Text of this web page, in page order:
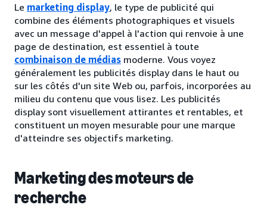
Le marketing display, le type de publicité qui
combine des éléments photographiques et visuels
avec un message d'appel à l'action qui renvoie à une
page de destination, est essentiel à toute
combinaison de médias moderne. Vous voyez
généralement les publicités display dans le haut ou
sur les côtés d'un site Web ou, parfois, incorporées au
milieu du contenu que vous lisez. Les publicités
display sont visuellement attirantes et rentables, et
constituent un moyen mesurable pour une marque
d'atteindre ses objectifs marketing.
Marketing des moteurs de
recherche